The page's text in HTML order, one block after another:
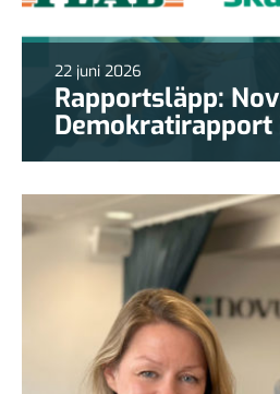
22 juni 2026
Rapportsläpp:
Demokratirapport